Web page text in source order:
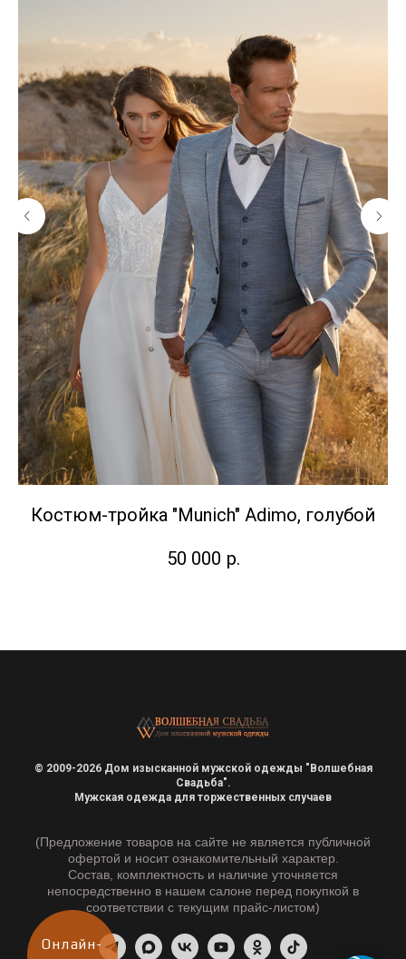
Костюм-тройка "Munich" Adimо, голубой
50 000 р.
© 2009-2026 Дом изысканной мужской одежды "Волшебная
Свадьба".
Мужская одежда для торжественных случаев
(Предложение товаров на сайте не является публичной
офертой и носит ознакомительный характер.
Состав, комплектность и наличие уточняется
непосредственно в нашем салоне перед покупкой в
соответствии с текущим прайс-листом)
Онлайн-